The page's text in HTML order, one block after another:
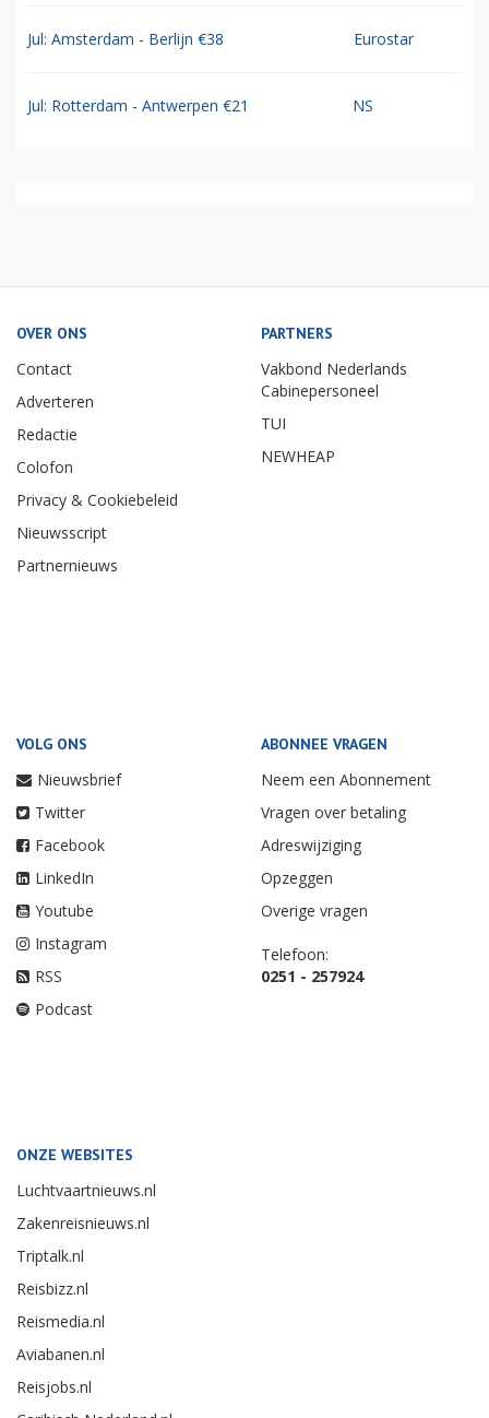
Jul: Amsterdam - Berlijn €38 Eurostar
Jul: Rotterdam - Antwerpen €21 NS
OVER ONS
Contact
Adverteren
Redactie
Colofon
Privacy & Cookiebeleid
Nieuwsscript
Partnernieuws
PARTNERS
Vakbond Nederlands
Cabinepersoneel
TUI
NEWHEAP
VOLG ONS
Nieuwsbrief
Twitter
Facebook
LinkedIn
Youtube
Instagram
RSS
Podcast
ABONNEE VRAGEN
Neem een Abonnement
Vragen over betaling
Adreswijziging
Opzeggen
Overige vragen
Telefoon:
0251 - 257924
ONZE WEBSITES
Luchtvaartnieuws.nl
Zakenreisnieuws.nl
Triptalk.nl
Reisbizz.nl
Reismedia.nl
Aviabanen.nl
Reisjobs.nl